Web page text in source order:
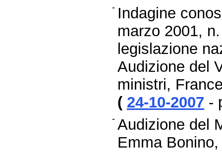
Indagine
marzo 2001,
legislazione
Audizione del
ministri,
( 24-10-2007 -
Audizione del
Emma